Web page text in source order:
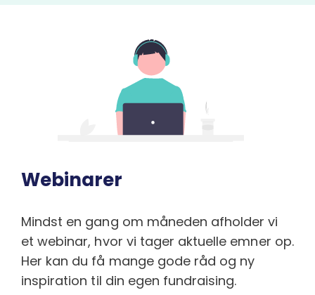
Webinarer
Mindst en gang om måneden afholder vi
et webinar, hvor vi tager aktuelle emner op.
Her kan du få mange gode råd og ny
inspiration til din egen fundraising.